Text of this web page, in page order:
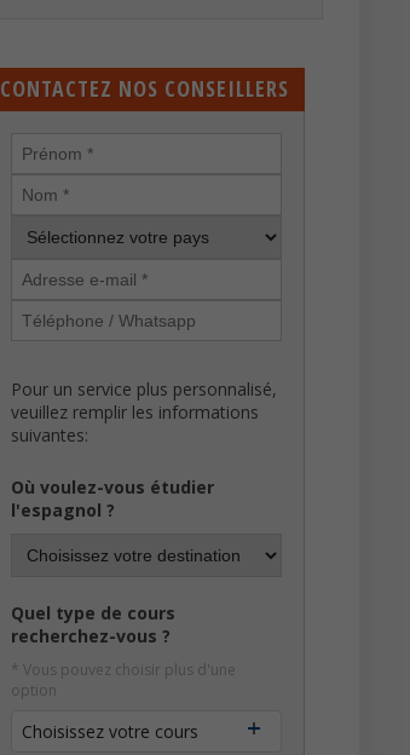
CONTACTEZ NOS CONSEILLERS
Pour un service plus personnalisé,
veuillez remplir les informations
suivantes:
Où voulez-vous étudier
l'espagnol ?
Quel type de cours
recherchez-vous ?
* Vous pouvez choisir plus d'une
option
Choisissez votre cours